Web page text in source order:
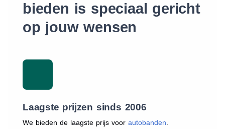
bieden is speciaal gericht
op jouw wensen
Laagste prijzen sinds 2006
We bieden de laagste prijs voor autobanden